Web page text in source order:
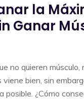
la
Ganar
no quieren músculo,
bien, sin
posible. ¿Cómo